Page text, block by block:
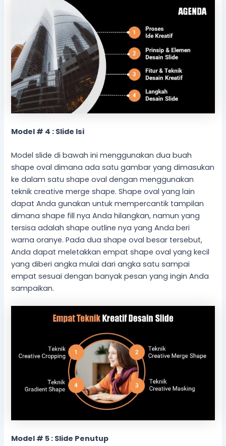
Model # 4 : Slide Isi
Model slide di bawah ini menggunakan dua buah
shape oval dimana ada satu gambar yang dimasukan
ke dalam satu shape oval dengan menggunakan
teknik creative merge shape. Shape oval yang lain
dapat Anda gunakan untuk mempercantik tampilan
dimana shape fill nya Anda hilangkan, namun yang
tersisa adalah shape outline nya yang Anda beri
warna oranye. Pada dua shape oval besar tersebut,
Anda dapat meletakkan empat shape oval yang kecil
yang diberi angka mulai dari angka satu sampai
empat sesuai dengan banyak pesan yang ingin Anda
sampaikan.
Model # 5 : Slide Penutup